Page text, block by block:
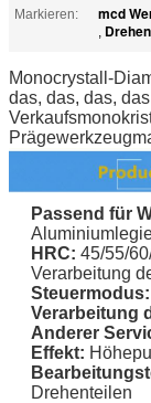
Markieren:
mcd
,
Monocrystall-
das, das, das,
Passend für
HRC: 45/55/
Verarbeitung
Steuermodus:
Verarbeitung
Anderer
Effekt:
Drehenteilen